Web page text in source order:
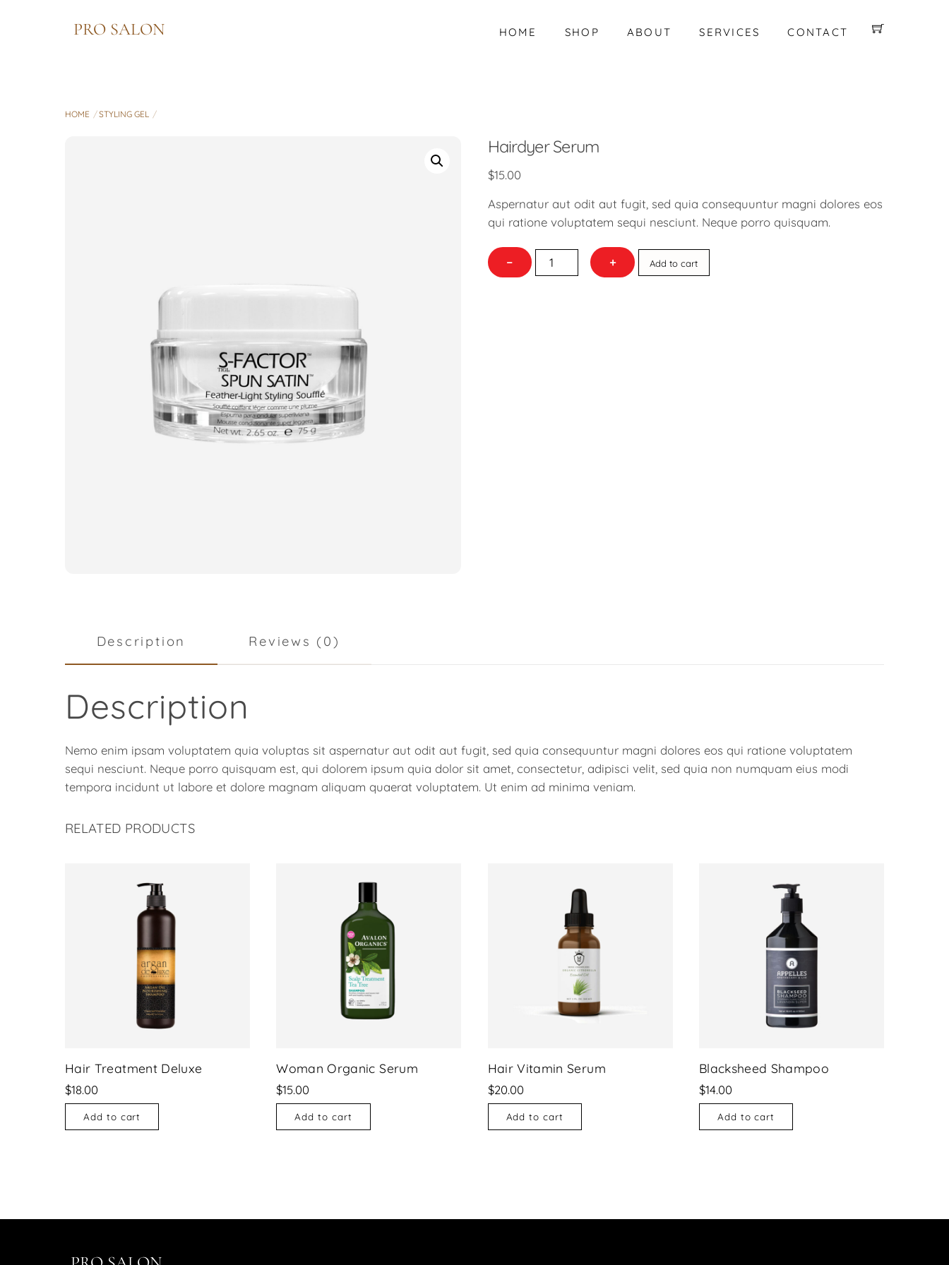
PRO SALON HOME SHOP ABOUT SERVICES CONTACT
HOME STYLING GEL
Hairdyer Serum
$15.00
Aspernatur aut odit aut fugit, sed quia consequuntur magni dolores eos
qui ratione voluptatem sequi nesciunt. Neque porro quisquam.
−
Hairdyer
Serum
+ Add to cart
Description Reviews (0)
Description
Nemo enim ipsam voluptatem quia voluptas sit aspernatur aut odit aut fugit, sed quia consequuntur magni dolores eos qui ratione voluptatem
sequi nesciunt. Neque porro quisquam est, qui dolorem ipsum quia dolor sit amet, consectetur, adipisci velit, sed quia non numquam eius modi
tempora incidunt ut labore et dolore magnam aliquam quaerat voluptatem. Ut enim ad minima veniam.
RELATED PRODUCTS
Hair Treatment Deluxe
$18.00
Add to cart
Woman Organic Serum
$15.00
Add to cart
Hair Vitamin Serum
$20.00
Add to cart
Blacksheed Shampoo
$14.00
Add to cart